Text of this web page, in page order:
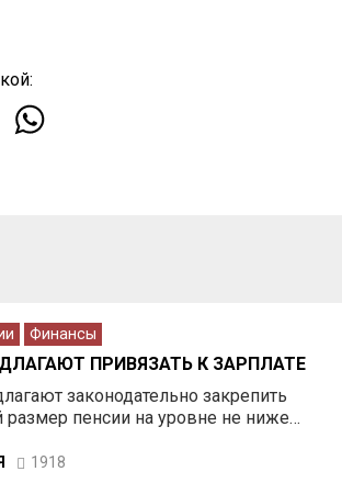
Финансы
ПРИВЯЗАТЬ К ЗАРПЛАТЕ
законодательно закрепить
пенсии на уровне не ниже…
1918